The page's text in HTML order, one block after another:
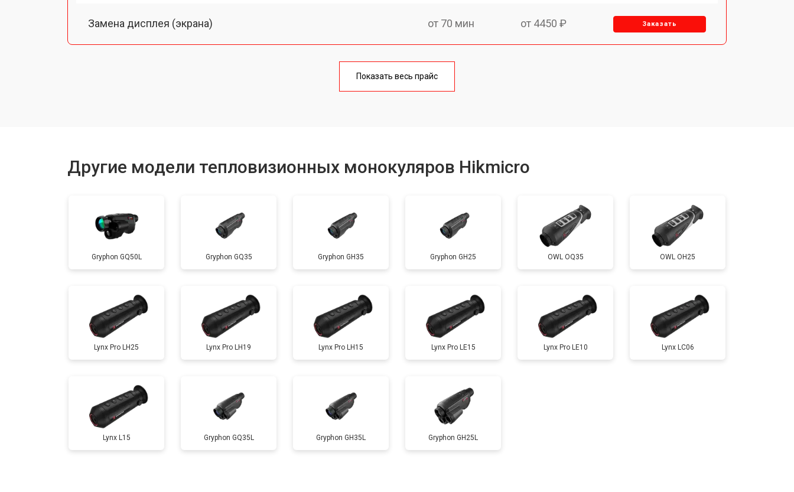
Замена дисплея (экрана) от 70 мин от 4450 ₽ Заказать
от 80 мин
Показать весь прайс
Другие модели тепловизионных монокуляров Hikmicro
Gryphon GQ50L Gryphon GQ35 Gryphon GH35 Gryphon GH25 OWL OQ35 OWL OH25
Lynx Pro LH25 Lynx Pro LH19 Lynx Pro LH15 Lynx Pro LE15 Lynx Pro LE10 Lynx LC06
Lynx L15 Gryphon GQ35L Gryphon GH35L Gryphon GH25L